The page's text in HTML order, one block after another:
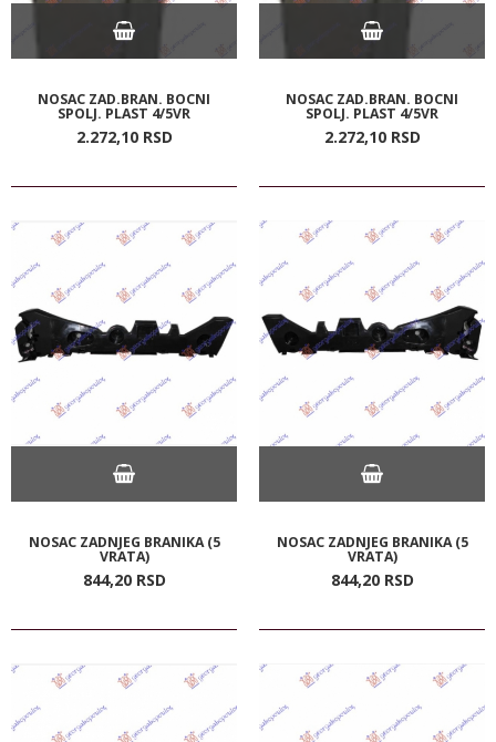
NOSAC ZAD.BRAN. BOCNI
SPOLJ. PLAST 4/5VR
2.272,10 RSD
NOSAC ZAD.BRAN. BOCNI
SPOLJ. PLAST 4/5VR
2.272,10 RSD
NOSAC ZADNJEG BRANIKA (5
VRATA)
844,20 RSD
NOSAC ZADNJEG BRANIKA (5
VRATA)
844,20 RSD